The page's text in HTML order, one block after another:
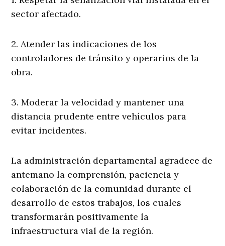
sector afectado.
2. Atender las indicaciones de los
controladores de tránsito y operarios de la
obra.
3. Moderar la velocidad y mantener una
distancia prudente entre vehículos para
evitar incidentes.
La administración departamental agradece de
antemano la comprensión, paciencia y
colaboración de la comunidad durante el
desarrollo de estos trabajos, los cuales
transformarán positivamente la
infraestructura vial de la región.